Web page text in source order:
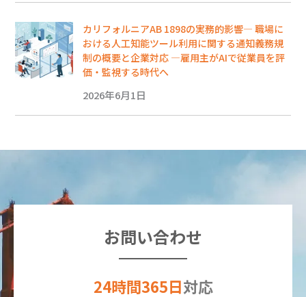
カリフォルニアAB 1898の実務的影響― 職場に
おける人工知能ツール利用に関する通知義務規
制の概要と企業対応 ―雇用主がAIで従業員を評
価・監視する時代へ
2026年6月1日
お問い合わせ
24時間365日対応